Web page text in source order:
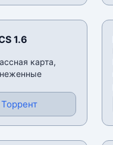
1.6
карта,
Торрент